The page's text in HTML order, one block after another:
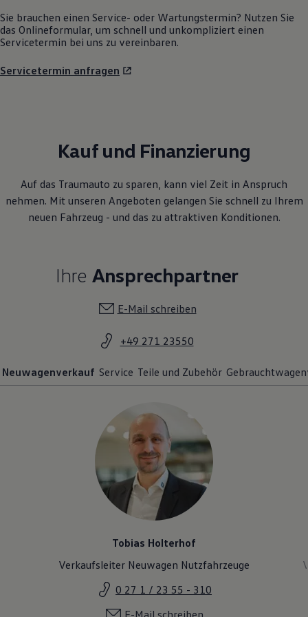
Sie brauchen einen Service- oder Wartungstermin? Nutzen Sie
das Onlineformular, um schnell und unkompliziert einen
Servicetermin bei uns zu vereinbaren.
Servicetermin anfragen
Kauf und Finanzierung
Auf das Traumauto zu sparen, kann viel Zeit in Anspruch
nehmen. Mit unseren Angeboten gelangen Sie schnell zu Ihrem
neuen Fahrzeug - und das zu attraktiven Konditionen.
Ihre Ansprechpartner
E-Mail schreiben
+49 271 23550
Neuwagenverkauf Service Teile und Zubehör
Tobias Holterhof
Verkaufsleiter Neuwagen Nutzfahrzeuge
0 27 1 / 23 55 - 310